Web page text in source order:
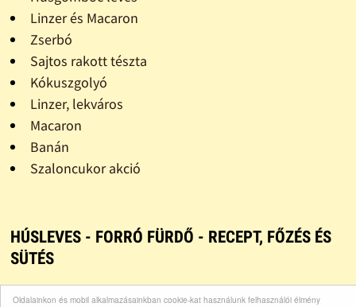
Oldalainkon és mobil alkalmazásainkban cookie-kat használunk felhasználói élmény
Linzer és Macaron
Zserbó
Sajtos rakott tészta
Kókuszgolyó
Linzer, lekváros
Macaron
Banán
Szaloncukor akció
HÚSLEVES - FORRÓ FÜRDŐ - RECEPT, FŐZÉS ÉS
SÜTÉS
TETSZIK?TÖLTS FEL FOTÓT TE IS!ÚJ KÉP